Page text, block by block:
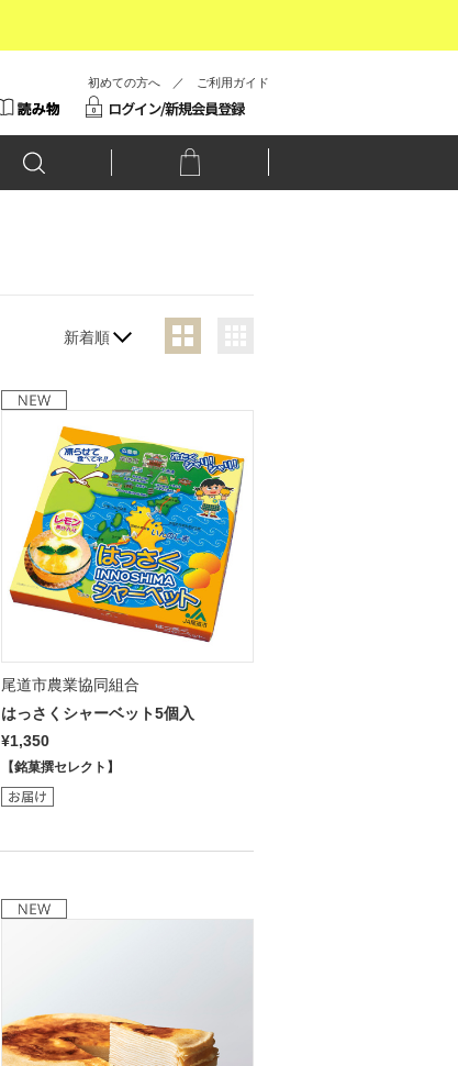
初めての方へ ／ ご利用ガイド
新着順
尾道市農業協同組合
はっさくシャーベット5個入
¥1,350
【銘菓撰セレクト】